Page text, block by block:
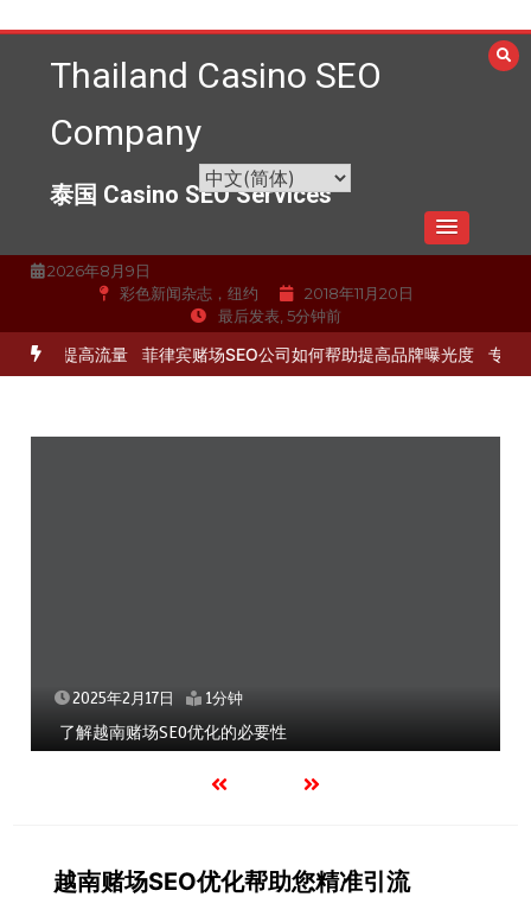
至
Thailand Casino SEO
Company
泰国 Casino SEO Services
2026年8月9日
彩色新闻杂志，纽约
2018年11月20日
最后发表, 5分钟前
务提高流量 菲律宾赌场SEO公司如何帮助提高品牌曝光度 专业的
2025年2月17日 1分钟
了解越南赌场SEO优化的必要性
越南赌场SEO优化帮助您精准引流